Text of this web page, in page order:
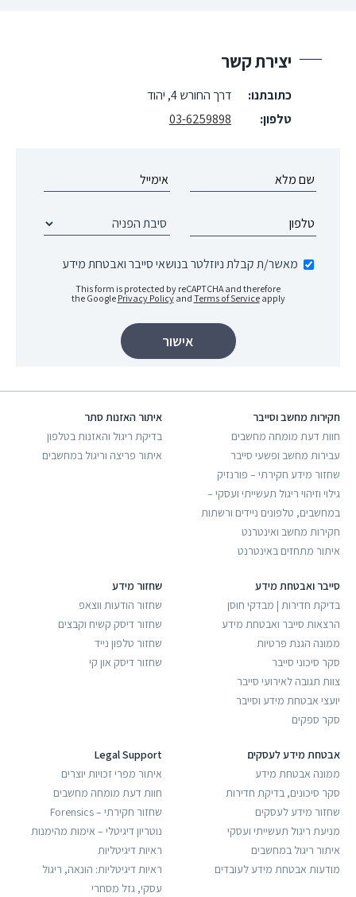
יצירת קשר
כתובתנו:
דרך החורש 4, יהוד
טלפון:
03-6259898
מאשר/ת קבלת ניוזלטר בנושאי סייבר ואבטחת מידע
This form is protected by reCAPTCHA and therefore
the Google Privacy Policyand Terms of Serviceapply
חקירות מחשב וסייבר
חוות דעת מומחה מחשבים
עבירות מחשב ופשעי סייבר
שחזור מידע חקירתי – פורנזיק
גילוי וזיהוי ריגול תעשייתי ועסקי –
במחשבים, טלפונים ניידים ורשתות
חקירות מחשב ואינטרנט
איתור מתחזים באינטרנט
איתור האזנות סתר
בדיקת ריגול והאזנות בטלפון
איתור פריצה וריגול במחשבים
סייבר ואבטחת מידע
בדיקת חדירות | מבדקי חוסן
הרצאות סייבר ואבטחת מידע
ממונה הגנת פרטיות
סקר סיכוני סייבר
צוות תגובה לאירועי סייבר
יועצי אבטחת מידע וסייבר
סקר ספקים
שחזור מידע
שחזור הודעות ווצאפ
שחזור דיסק קשיח וקבצים
שחזור טלפון נייד
שחזור דיסק און קי
אבטחת מידע לעסקים
ממונה אבטחת מידע
סקר סיכונים, בדיקת חדירות
שחזור מידע לעסקים
מניעת ריגול תעשייתי ועסקי
איתור ריגול במחשבים
מודעות אבטחת מידע לעובדים
Legal Support
איתור מפרי זכויות יוצרים
חוות דעת מומחה מחשבים
שחזור חקירתי – Forensics
נוטריון דיגיטלי – אימות מהימנות
ראיות דיגיטליות
ראיות דיגיטליות: הונאה, ריגול
עסקי, גזל מסחרי